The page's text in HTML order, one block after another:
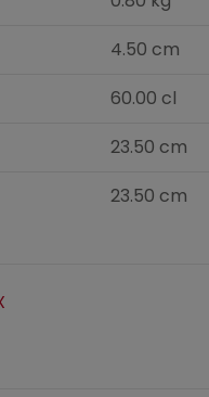
4.50 cm
60.00 cl
23.50 cm
23.50 cm